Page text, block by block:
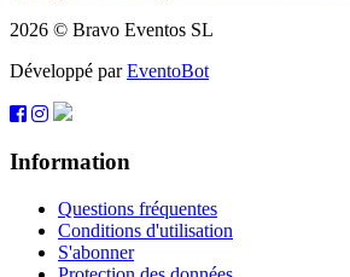
2026 © Bravo Eventos SL
Développé parEventoBot
Information
Questions fréquentes
Conditions d'utilisation
S'abonner